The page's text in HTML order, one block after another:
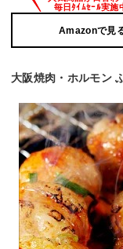
Amazonで見
大阪焼肉・ホルモン